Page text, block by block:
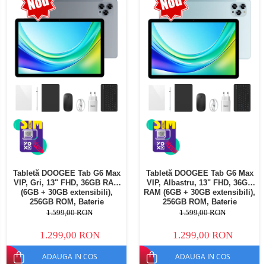
Telefoane mobile Ulefone
Telefoane mobile Unihertz
Telefoane mobile Cubot
Telefoane mobile Blackview
Telefoane mobile OSCAL
Telefoane mobile Fossibot
Telefoane mobile Lagenio
Telefoane mobile Samsung
Telefoane mobile iSEN
Telefoane mobile HUAWEI
Telefoane mobile iHunt
Telefoane mobile Xiaomi
Telefoane mobile Realme
Telefoane mobile ZTE Nubia
Aspiratoare Robot si accesorii
Tabletă DOOGEE Tab G6 Max
VIP, Gri, 13" FHD, 36GB RAM
(6GB + 30GB extensibili),
256GB ROM, Baterie
10800mAh, Android, Wi-Fi
1.599,00 RON
1.299,00 RON
ADAUGA IN COS
Tabletă DOOGEE Tab G6 Max
VIP, Albastru, 13" FHD, 36GB
RAM (6GB + 30GB extensibili),
256GB ROM, Baterie
10800mAh, Android, Wi-Fi
1.599,00 RON
1.299,00 RON
ADAUGA IN COS